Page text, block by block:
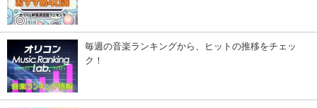
毎週の音楽ランキングから、ヒットの推移をチェッ
ク！